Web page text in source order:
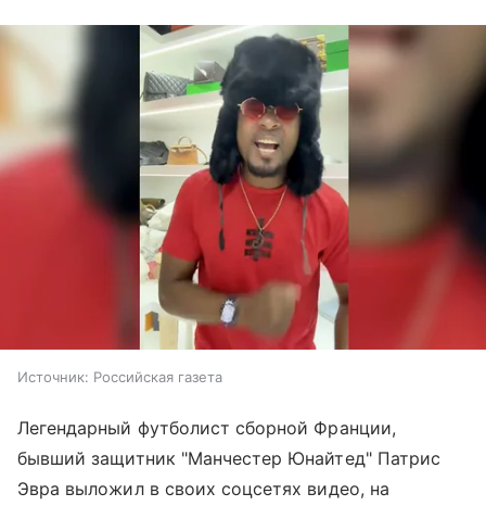
Источник: Российская газета
Легендарный футболист сборной Франции,
бывший защитник "Манчестер Юнайтед" Патрис
Эвра выложил в своих соцсетях видео, на